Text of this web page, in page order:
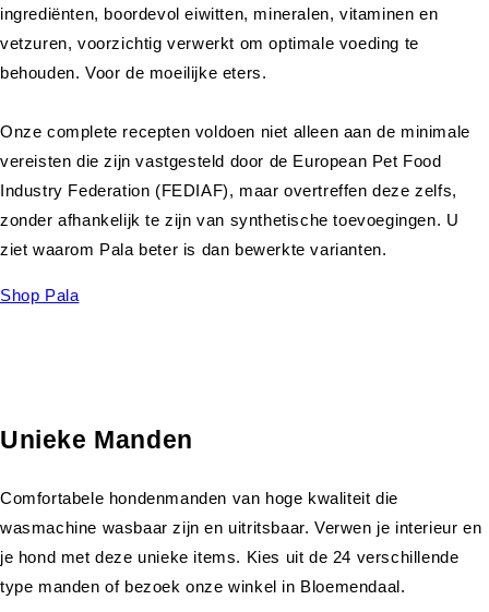
ingrediënten, boordevol eiwitten, mineralen, vitaminen en
vetzuren, voorzichtig verwerkt om optimale voeding te
behouden. Voor de moeilijke eters.
Onze complete recepten voldoen niet alleen aan de minimale
vereisten die zijn vastgesteld door de European Pet Food
Industry Federation (FEDIAF), maar overtreffen deze zelfs,
zonder afhankelijk te zijn van synthetische toevoegingen. U
ziet waarom Pala beter is dan bewerkte varianten.
Shop Pala
Unieke Manden
Comfortabele hondenmanden van hoge kwaliteit die
wasmachine wasbaar zijn en uitritsbaar. Verwen je interieur en
je hond met deze unieke items. Kies uit de 24 verschillende
type manden of bezoek onze winkel in Bloemendaal.